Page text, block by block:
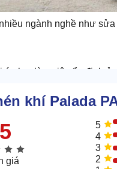
ngành nghề như
lực làm việc ổn định ở
lớn
khí Palada
giá
5
4
3
2